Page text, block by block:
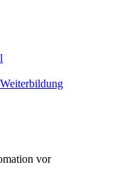
vor